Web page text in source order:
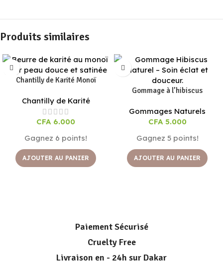
Produits similaires
Chantilly de Karité Monoï
Chantilly de Karité
CFA6.000
Gagnez 6 points!
AJOUTER AU PANIER
Gommage à l’hibiscus
Gommages Naturels
CFA5.000
Gagnez 5 points!
AJOUTER AU PANIER
Paiement Sécurisé
Cruelty Free
Livraison en - 24h sur Dakar